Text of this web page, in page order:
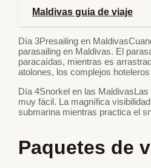
Maldivas guia de viaje
Día 3Presailing en
parasailing en Maldivas. El
paracaídas, mientras es
atolones, los complejos
Día 4Snorkel en las
muy fácil. La magnífica
submarina mientras practica el
Paquetes de